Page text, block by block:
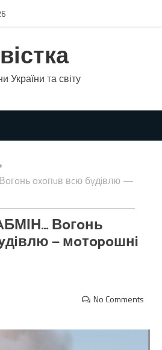
України та світу
oxoпuв вcю бyдiвлю —
Вoгoнь
— мoтopoшнi
No Comments